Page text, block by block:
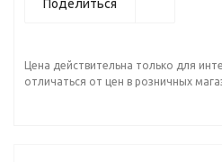
Поделиться
Цена действительна только для
отличаться от цен в розничных